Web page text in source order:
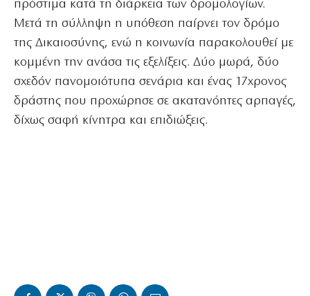
πρόστιμα κατά τη διάρκεια των δρομολογίων.
Μετά τη σύλληψη η υπόθεση παίρνει τον δρόμο
της Δικαιοσύνης, ενώ η κοινωνία παρακολουθεί με
κομμένη την ανάσα τις εξελίξεις. Δύο μωρά, δύο
σχεδόν πανομοιότυπα σενάρια και ένας 17χρονος
δράστης που προχώρησε σε ακατανόητες αρπαγές,
δίχως σαφή κίνητρα και επιδιώξεις.